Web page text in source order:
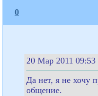
0
20 Мар 2011 09:53
Да нет, я не хочу
общение.